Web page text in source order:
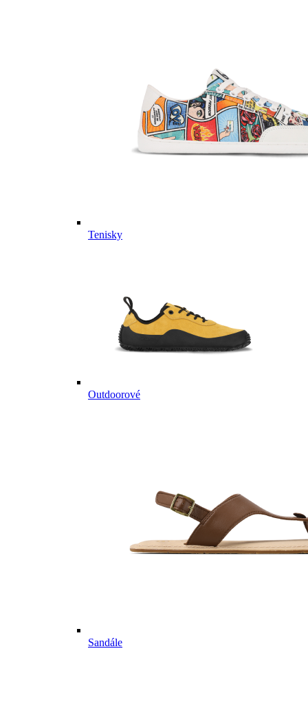
Tenisky
Outdoorové
Sandále